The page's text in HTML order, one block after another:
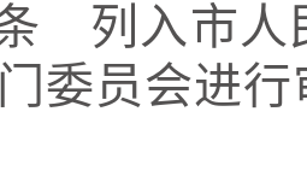
列入市人
委员会进